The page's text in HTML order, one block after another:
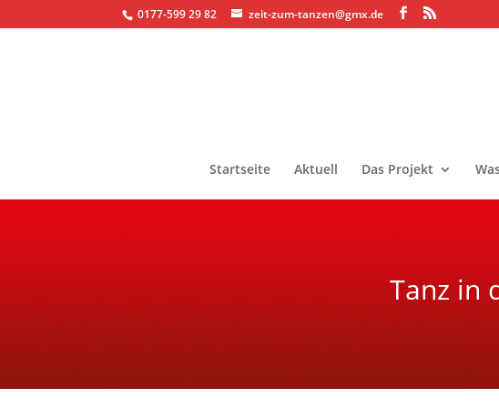
0177-599 29 82 zeit-zum-tanzen@gmx.de
Startseite Aktuell Das Projekt
Tanz in